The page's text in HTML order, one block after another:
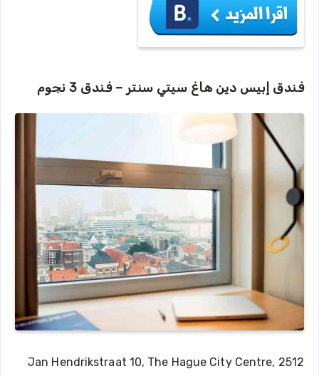
فندق إبيس دين هاغ سيتي سنتر – فندق 3 نجوم
Jan Hendrikstraat 10, The Hague City Centre, 2512